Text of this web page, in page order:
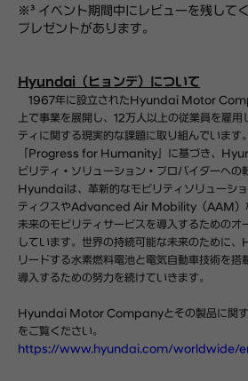
※³ イベント期間中にレビューを残して
プレゼントがあります。
Hyundai（ヒョンデ）について
1967年に設立されたHyundai Motor
上で事業を展開し、12万人以上の従業員を雇用
ティに関する現実的な課題に取り組んでいます
「Progress for Humanity」に基づき、
ビリティ・ソリューション・プロバイダーへの
Hyundaiは、革新的なモビリティソリューシ
ティクスやAdvanced Air Mobility（AAM）な
未来のモビリティサービスを導入するためのオ
しています。世界の持続可能な未来のために
リードする水素燃料電池と電気自動車技術を搭
導入するための努力を続けていきます。
Hyundai Motor Companyとその製品に関す
をご覧ください。
https://www.hyundai.com/worldwide/